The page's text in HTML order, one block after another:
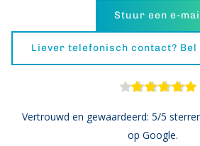
Stuur een e-
Liever telefonisch contact?
Vertrouwd en gewaardeerd: 5/5
op Google.